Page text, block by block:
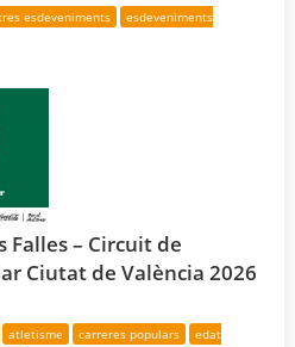
esdeveniments
esdeveniments
Falles – Circuit de
Ciutat de València 2026
atletisme carreres populars
edat